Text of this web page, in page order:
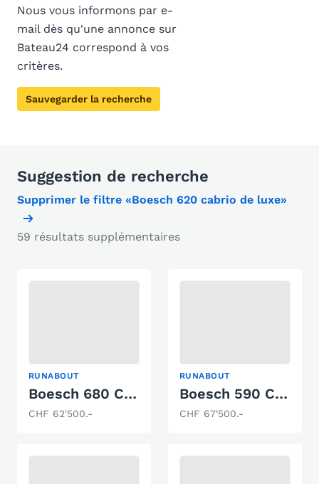
Nous vous informons par e-
mail dès qu'une annonce sur
Bateau24 correspond à vos
critères.
Sauvegarder la recherche
Suggestion de recherche
Supprimer le filtre «Boesch 620 cabrio de luxe»
59 résultats supplémentaires
RUNABOUT
Boesch 680 Costa Brava
CHF 62'500.-
RUNABOUT
Boesch 590 Cabrio De Luxe
CHF 67'500.-